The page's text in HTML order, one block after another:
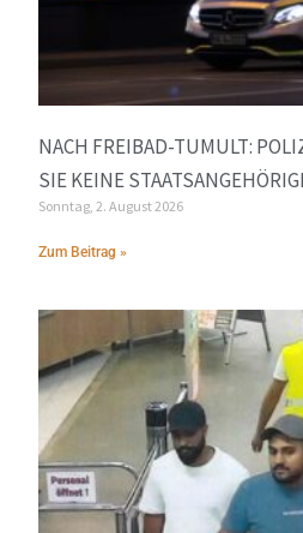
NACH FREIBAD-TUMULT:
SIE KEINE
Sonntag, 2. August 2026
Zum Beitrag »